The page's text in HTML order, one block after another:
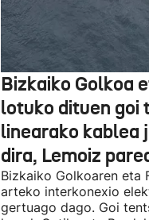
Bizkaiko Golkoa
lotuko dituen goi
linearako kablea
dira, Lemoiz
Bizkaiko Golkoaren eta
arteko interkonexio
gertuago dago. Goi